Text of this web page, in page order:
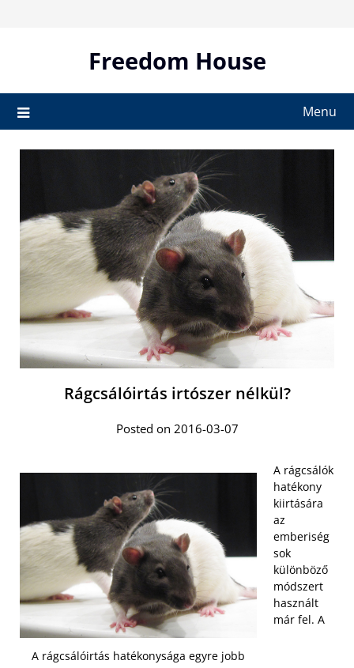
Freedom House
Menu
Rágcsálóirtás irtószer nélkül?
Posted on 2016-03-07
A rágcsálóirtás hatékonysága egyre jobb
A rágcsálók
hatékony
kiirtására
az
emberiség
sok
különböző
módszert
használt
már fel. A